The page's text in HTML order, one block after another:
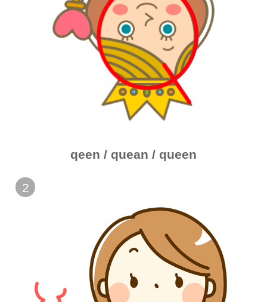
qeen / quean / queen
2